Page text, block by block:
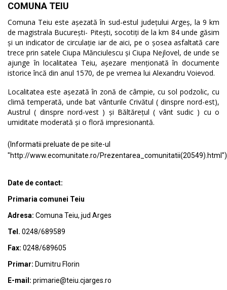
COMUNA TEIU
Comuna Teiu este așezată în sud-estul județului Argeș, la 9 km
de magistrala București- Pitești, socotiți de la km 84 unde găsim
și un indicator de circulație iar de aici, pe o șosea asfaltată care
trece prin satele Ciupa Mănciulescu și Ciupa Nejlovel, de unde se
ajunge în localitatea Teiu, așezare menționată în documente
istorice încă din anul 1570, de pe vremea lui Alexandru Voievod.
Localitatea este așezată în zonă de câmpie, cu sol podzolic, cu
climă temperată, unde bat vânturile Crivătul ( dinspre nord-est),
Austrul ( dinspre nord-vest ) și Băltărețul ( vânt sudic ) cu o
umiditate moderată și o floră impresionantă.
(Informatii preluate de pe site-ul
"http://www.ecomunitate.ro/Prezentarea_comunitatii(20549).html")
Date de contact:
Primaria comunei Teiu
Adresa: Comuna Teiu, jud Arges
Tel. 0248/689589
Fax: 0248/689605
Primar: Dumitru Florin
E-mail: primarie@teiu.cjarges.ro